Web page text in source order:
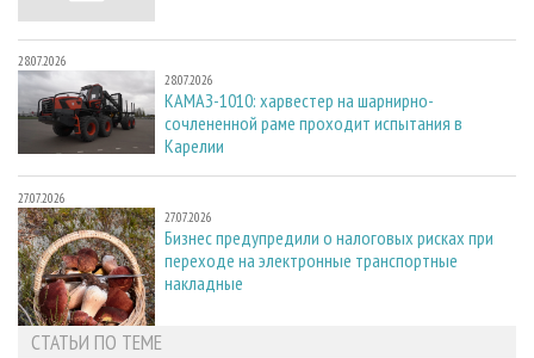
28.07.2026
28.07.2026
КАМАЗ-1010: харвестер на шарнирно-
сочлененной раме проходит испытания в
Карелии
27.07.2026
27.07.2026
Бизнес предупредили о налоговых рисках при
переходе на электронные транспортные
накладные
СТАТЬИ ПО ТЕМЕ